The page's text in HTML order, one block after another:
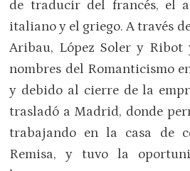
de traducir del francés, el
italiano y el griego. A través
Aribau, López Soler y Ribot
nombres del Romanticismo
y debido al cierre de la
trasladó a Madrid, donde
trabajando en la casa de
Remisa, y tuvo la